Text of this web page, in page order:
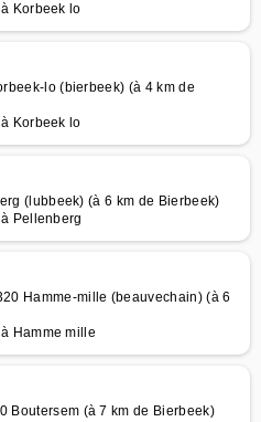
Korbeek lo
lo (bierbeek) (à 4 km de
Korbeek lo
(lubbeek) (à 6 km de Bierbeek)
Pellenberg
Hamme-mille (beauvechain) (à 6
Hamme mille
Boutersem (à 7 km de Bierbeek)